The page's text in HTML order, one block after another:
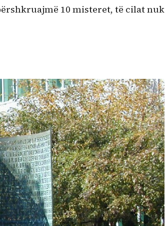
10 misteret, të cilat nuk